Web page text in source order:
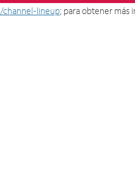
/channel-lineup; para obtener más